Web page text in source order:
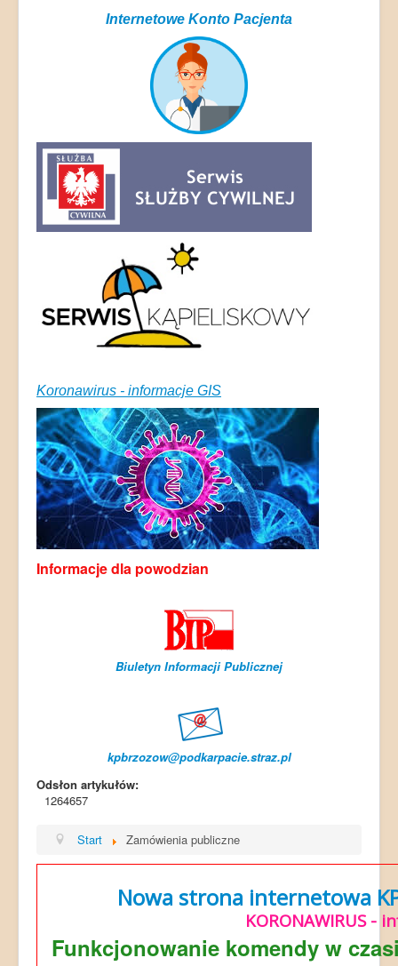
Internetowe Konto Pacjenta
Koronawirus - informacje GIS
Informacje dla powodzian
Biuletyn Informacji Publicznej
kpbrzozow@podkarpacie.straz.pl
Odsłon artykułów:
1264657
Start Zamówienia publiczne
Nowa strona internetowa
KORONAWIRUS -
Funkcjonowanie komendy w